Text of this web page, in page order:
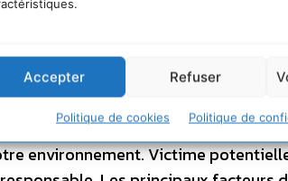
Accepter Refuser
Politique de cookies Politique de
nourriture mais aussi des
ces biens «appropriables
et la modération du climat, la
En un mot, la biodiversité nous
accéléré depuis plusieurs
environnement. Victime